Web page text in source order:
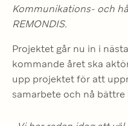
Kommunikations- och
REMONDIS.
Projektet går nu in i
kommande året ska
upp projektet för att
samarbete och nå bättre